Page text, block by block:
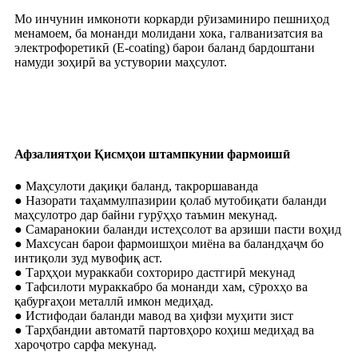
Мо инчунин имконоти коркарди рӯизаминиро пешниҳод
менамоем, ба монанди молидани хока, галванизатсия ва
электрофоретикӣ (E-coating) барои баланд бардоштани
намуди зоҳирӣ ва устувории маҳсулот.
Афзалиятҳои Қисмҳои штампкунии фармоишӣ
● Маҳсулоти дақиқи баланд, такроршаванда
● Назорати таҳаммулпазирии қолаб мутобиқати баланди
маҳсулотро дар байни гурӯҳҳо таъмин мекунад.
● Самаранокии баланди истеҳсолот ва арзиши пасти воҳид
● Махсусан барои фармоишҳои миёна ва баландҳаҷм бо
интиқоли зуд мувофиқ аст.
● Тарҳҳои мураккаби сохториро дастгирӣ мекунад
● Тафсилоти мураккабро ба монанди хам, сӯрохҳо ва
қабурғаҳои металлӣ имкон медиҳад.
● Истифодаи баланди мавод ва ҳифзи муҳити зист
● Тарҳбандии автоматӣ партовҳоро коҳиш медиҳад ва
хароҷотро сарфа мекунад.